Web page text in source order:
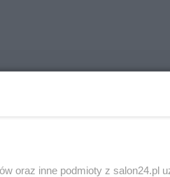
oraz inne podmioty z salon24.pl